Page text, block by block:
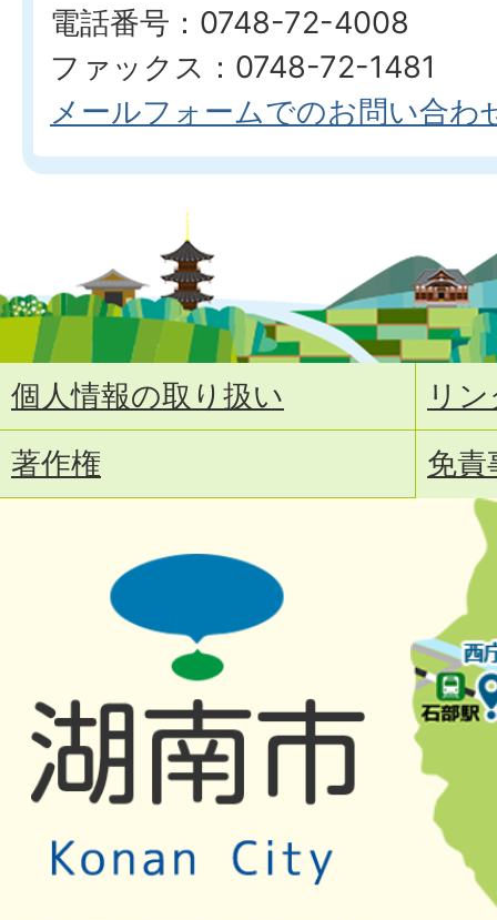
電話番号：0748-72-4008
ファックス：0748-72-1481
メールフォームでのお問い合わ
個人情報の取り扱い
リ
著作権
免責